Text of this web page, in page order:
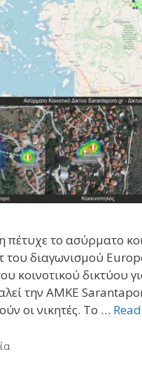
πέτυχε το ασύρματο
του διαγωνισμού
κοινοτικού δικτύου
την ΑΜΚΕ
οι νικητές. Το …